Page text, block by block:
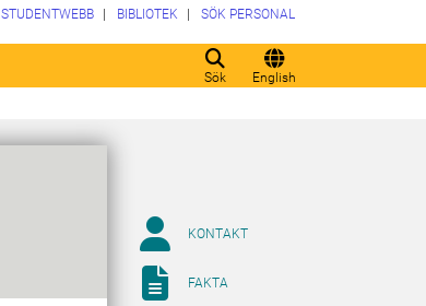
Sök English
STUDENTWEBB BIBLIOTEK SÖK PERSONAL
KONTAKT
FAKTA